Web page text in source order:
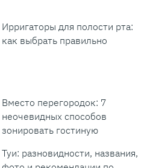
Ирригаторы для полости рта:
как выбрать правильно
Вместо перегородок: 7
неочевидных способов
зонировать гостиную
Туи: разновидности, названия,